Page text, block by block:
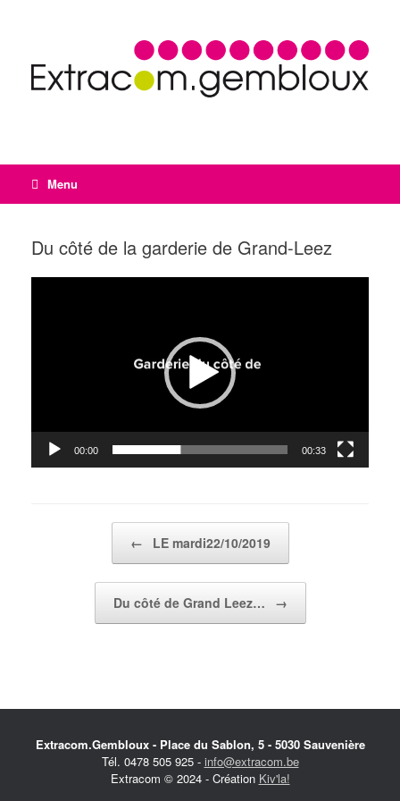
Menu
Du côté de la garderie de Grand-Leez
00:00 00:33
← LE mardi22/10/2019
Du côté de Grand Leez… →
Extracom.Gembloux - Place du Sablon, 5 - 5030 Sauvenière
Tél. 0478 505 925 - info@extracom.be
Extracom © 2024 - Création Kiv'la!